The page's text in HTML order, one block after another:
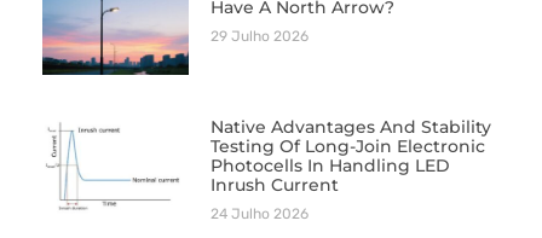
Have A North Arrow?
29 Julho 2026
Native Advantages And Stability
Testing Of Long-Join Electronic
Photocells In Handling LED
Inrush Current
24 Julho 2026